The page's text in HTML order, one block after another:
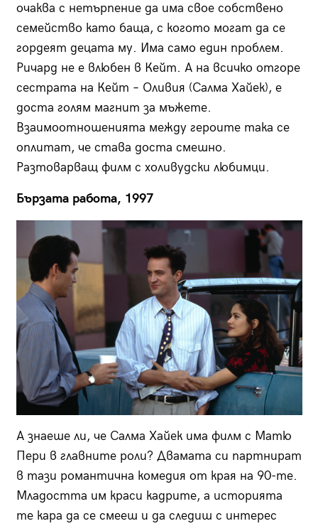
очаква с нетърпение да има свое собствено
семейство като баща, с когото могат да се
гордеят децата му. Има само един проблем.
Ричард не е влюбен в Кейт. А на всичко отгоре
сестрата на Кейт – Оливия (Салма Хайек), е
доста голям магнит за мъжете.
Взаимоотношенията между героите така се
оплитат, че става доста смешно.
Разтоварващ филм с холивудски любимци.
Бързата работа, 1997
А знаеше ли, че Салма Хайек има филм с Матю
Пери в главните роли? Двамата си партнират
в тази романтична комедия от края на 90-те.
Младостта им краси кадрите, а историята
те кара да се смееш и да следиш с интерес